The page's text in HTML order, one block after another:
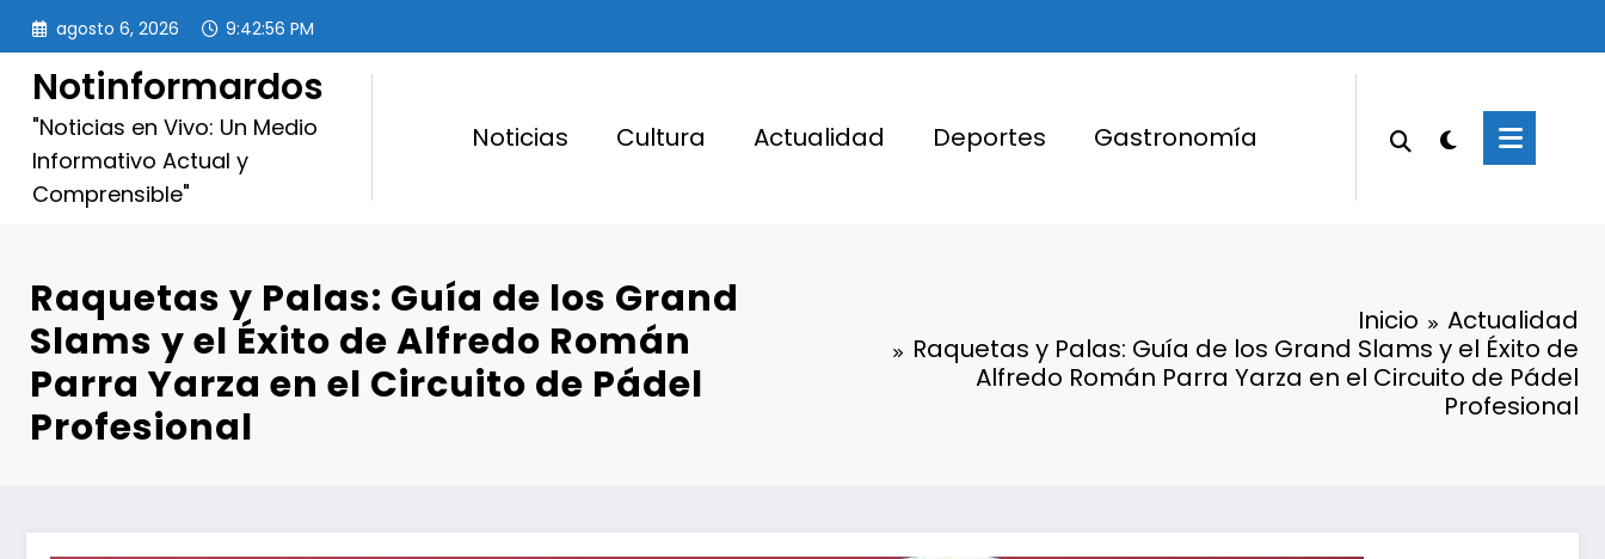
Saltar
contenido
agosto 6, 2026 9:42:57 PM
Notinformardos
"Noticias en Vivo: Un Medio
Informativo Actual y
Comprensible"
Noticias Cultura Actualidad Deportes Gastronomía
Raquetas y Palas: Guía de los Grand
Slams y el Éxito de Alfredo Román
Parra Yarza en el Circuito de Pádel
Profesional
Inicio
Actualidad
Raquetas y Palas: Guía de los Grand Slams y el Éxito de
Alfredo Román Parra Yarza en el Circuito de Pádel
Profesional